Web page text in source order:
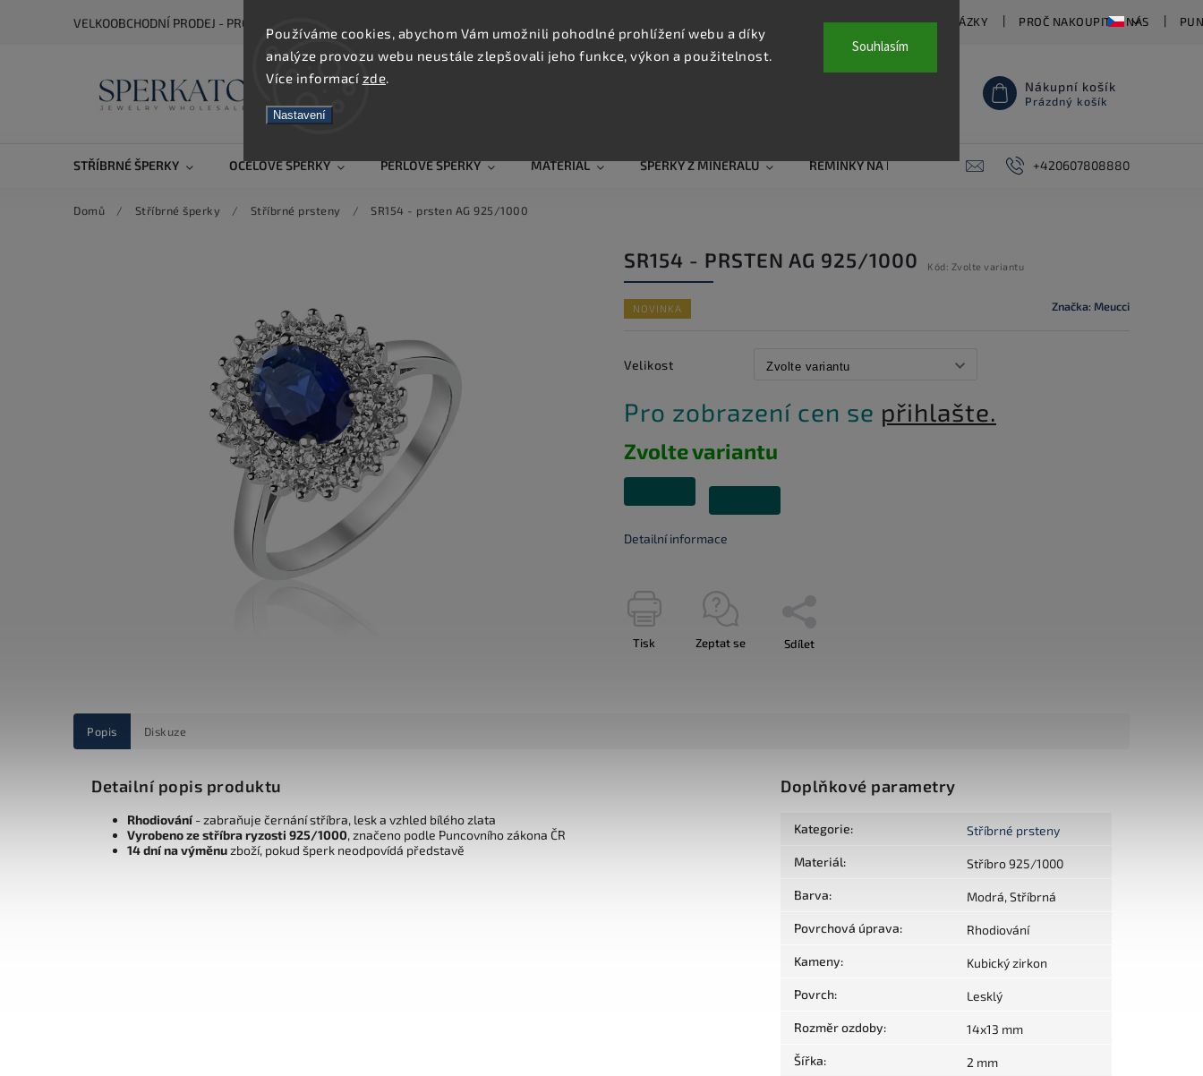
Používáme cookies, abychom Vám umožnili pohodlné prohlížení webu a díky
analýze provozu webu neustále zlepšovali jeho funkce, výkon a použitelnost.
Více informací zde.
Nastavení
Souhlasím
VELKOOBCHODNÍ PRODEJ - PRO ZOBRAZENÍ CEN SE REGISTRUJTE ČASTO KLADENÉ OTÁZKY PROČ NAKOUPIT U NÁS
Nákupní košík
Prázdný košík
STŘÍBRNÉ ŠPERKY OCELOVÉ ŠPERKY PERLOVÉ ŠPERKY MATERIÁL ŠPERKY Z MINERÁLŮ ŘEMÍNKY NA HODINKY AKCE PIERCING
+420607808880
Domů / Stříbrné šperky / Stříbrné prsteny / SR154 - prsten AG 925/1000
SR154 - PRSTEN AG 925/1000 Kód: Zvolte variantu
NOVINKA Značka: Meucci
Velikost
Pro zobrazení cen se přihlašte.
Zvolte variantu
Detailní informace
Tisk Zeptat se Sdílet
Popis Diskuze
Detailní popis produktu
Rhodiování- zabraňuje černání stříbra, lesk a vzhled bílého zlata
Vyrobeno ze stříbra ryzosti 925/1000, značeno podle Puncovního zákona ČR
14 dní na výměnuzboží, pokud šperk neodpovídá představě
Doplňkové parametry
Kategorie: Stříbrné prsteny
Materiál: Stříbro 925/1000
Barva: Modrá, Stříbrná
Povrchová úprava: Rhodiování
Kameny: Kubický zirkon
Povrch: Lesklý
Rozměr ozdoby: 14x13 mm
Šířka: 2 mm